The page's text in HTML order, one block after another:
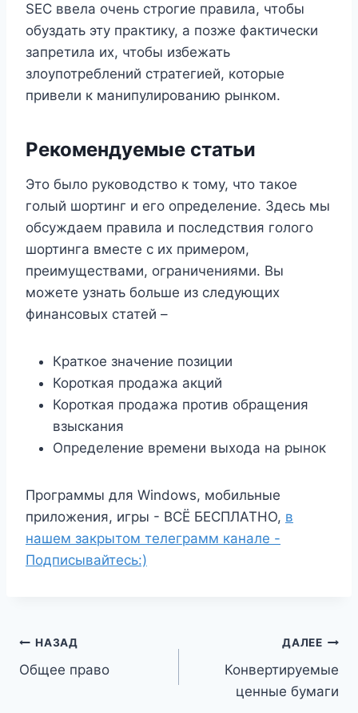
SEC ввела очень строгие правила, чтобы
обуздать эту практику, а позже фактически
запретила их, чтобы избежать
злоупотреблений стратегией, которые
привели к манипулированию рынком.
Рекомендуемые статьи
Это было руководство к тому, что такое
голый шортинг и его определение. Здесь мы
обсуждаем правила и последствия голого
шортинга вместе с их примером,
преимуществами, ограничениями. Вы
можете узнать больше из следующих
финансовых статей –
Краткое значение позиции
Короткая продажа акций
Короткая продажа против обращения
взыскания
Определение времени выхода на рынок
Программы для Windows, мобильные
приложения, игры - ВСЁ БЕСПЛАТНО, в
нашем закрытом телеграмм канале -
Подписывайтесь:)
Навигация
по
НАЗАД
Общее право
ДАЛЕЕ
Конвертируемые
ценные бумаги